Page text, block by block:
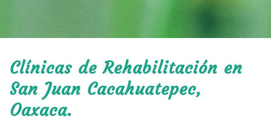
Clínicas de Rehabilitación en
San Juan Cacahuatepec,
Oaxaca.